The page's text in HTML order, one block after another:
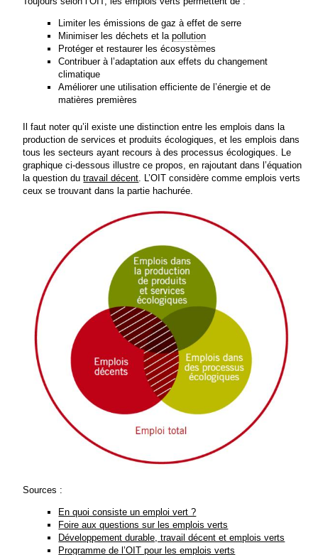
Limiter les émissions de gaz à effet de serre
Minimiser les déchets et lapollution
Protéger et restaurer les écosystèmes
Contribuer à l’adaptation aux effets du changement
climatique
Améliorer une utilisation efficiente de l’énergie et de
matières premières
Il faut noter qu’il existe une distinction entre les emplois dans la
production de services et produits écologiques, et les emplois dans
tous les secteurs ayant recours à des processus écologiques. Le
graphique ci-dessous illustre ce propos, en rajoutant dans l’équation
la question dutravail décent . L’OIT considère comme emplois verts
ceux se trouvant dans la partie hachurée.
Sources :
En quoi consiste un emploi vert ?
Foire aux questions sur les emplois verts
Développement durable, travail décent et emplois verts
Programme de l’OIT pour les emplois verts